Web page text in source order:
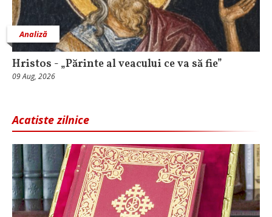
Analiză
Hristos - „Părinte al veacului ce va să fie”
09 Aug, 2026
Acatiste zilnice